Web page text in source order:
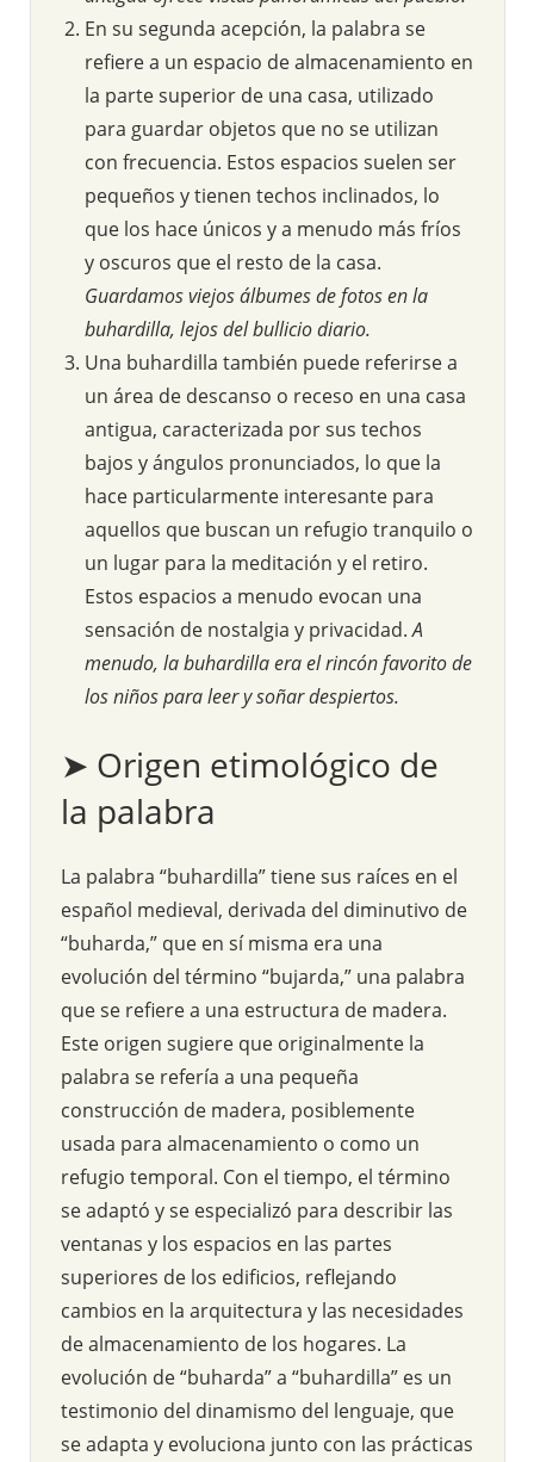
En su segunda acepción, la palabra se
refiere a un espacio de almacenamiento en
la parte superior de una casa, utilizado
para guardar objetos que no se utilizan
con frecuencia. Estos espacios suelen ser
pequeños y tienen techos inclinados, lo
que los hace únicos y a menudo más fríos
y oscuros que el resto de la casa.
Guardamos viejos álbumes de fotos en la
buhardilla, lejos del bullicio diario.
Una buhardilla también puede referirse a
un área de descanso o receso en una casa
antigua, caracterizada por sus techos
bajos y ángulos pronunciados, lo que la
hace particularmente interesante para
aquellos que buscan un refugio tranquilo o
un lugar para la meditación y el retiro.
Estos espacios a menudo evocan una
sensación de nostalgia y privacidad.A
menudo, la buhardilla era el rincón favorito de
los niños para leer y soñar despiertos.
➤ Origen etimológico de
la palabra
La palabra “buhardilla” tiene sus raíces en el
español medieval, derivada del diminutivo de
“buharda,” que en sí misma era una
evolución del término “bujarda,” una palabra
que se refiere a una estructura de madera.
Este origen sugiere que originalmente la
palabra se refería a una pequeña
construcción de madera, posiblemente
usada para almacenamiento o como un
refugio temporal. Con el tiempo, el término
se adaptó y se especializó para describir las
ventanas y los espacios en las partes
superiores de los edificios, reflejando
cambios en la arquitectura y las necesidades
de almacenamiento de los hogares. La
evolución de “buharda” a “buhardilla” es un
testimonio del dinamismo del lenguaje, que
se adapta y evoluciona junto con las prácticas